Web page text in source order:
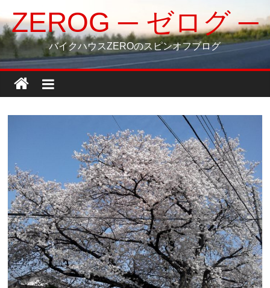
ン
テ
ツ
ス
ZEROG ─ ゼログ ─
バイクハウスZEROのスピンオフブログ